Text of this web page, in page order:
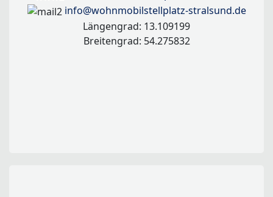
info@wohnmobilstellplatz-stralsund.de
Längengrad: 13.109199
Breitengrad: 54.275832